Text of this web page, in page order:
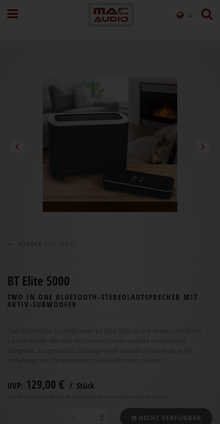
BT Elite 5000
TWO IN ONE BLUETOOTH-STEREOLAUTSPRECHER MIT
AKTIV-SUBWOOFER
UVP: 129,00 € / Stück
NICHT VERFÜGBAR